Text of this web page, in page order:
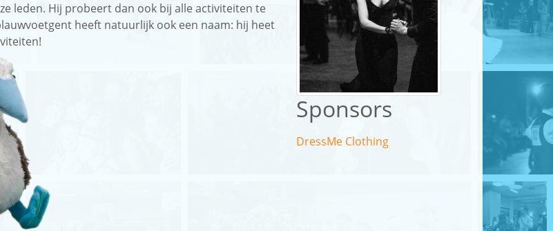
leden. Hij probeert dan ook bij alle activiteiten te
heeft natuurlijk ook een naam: hij heet
Sponsors
DressMe Clothing